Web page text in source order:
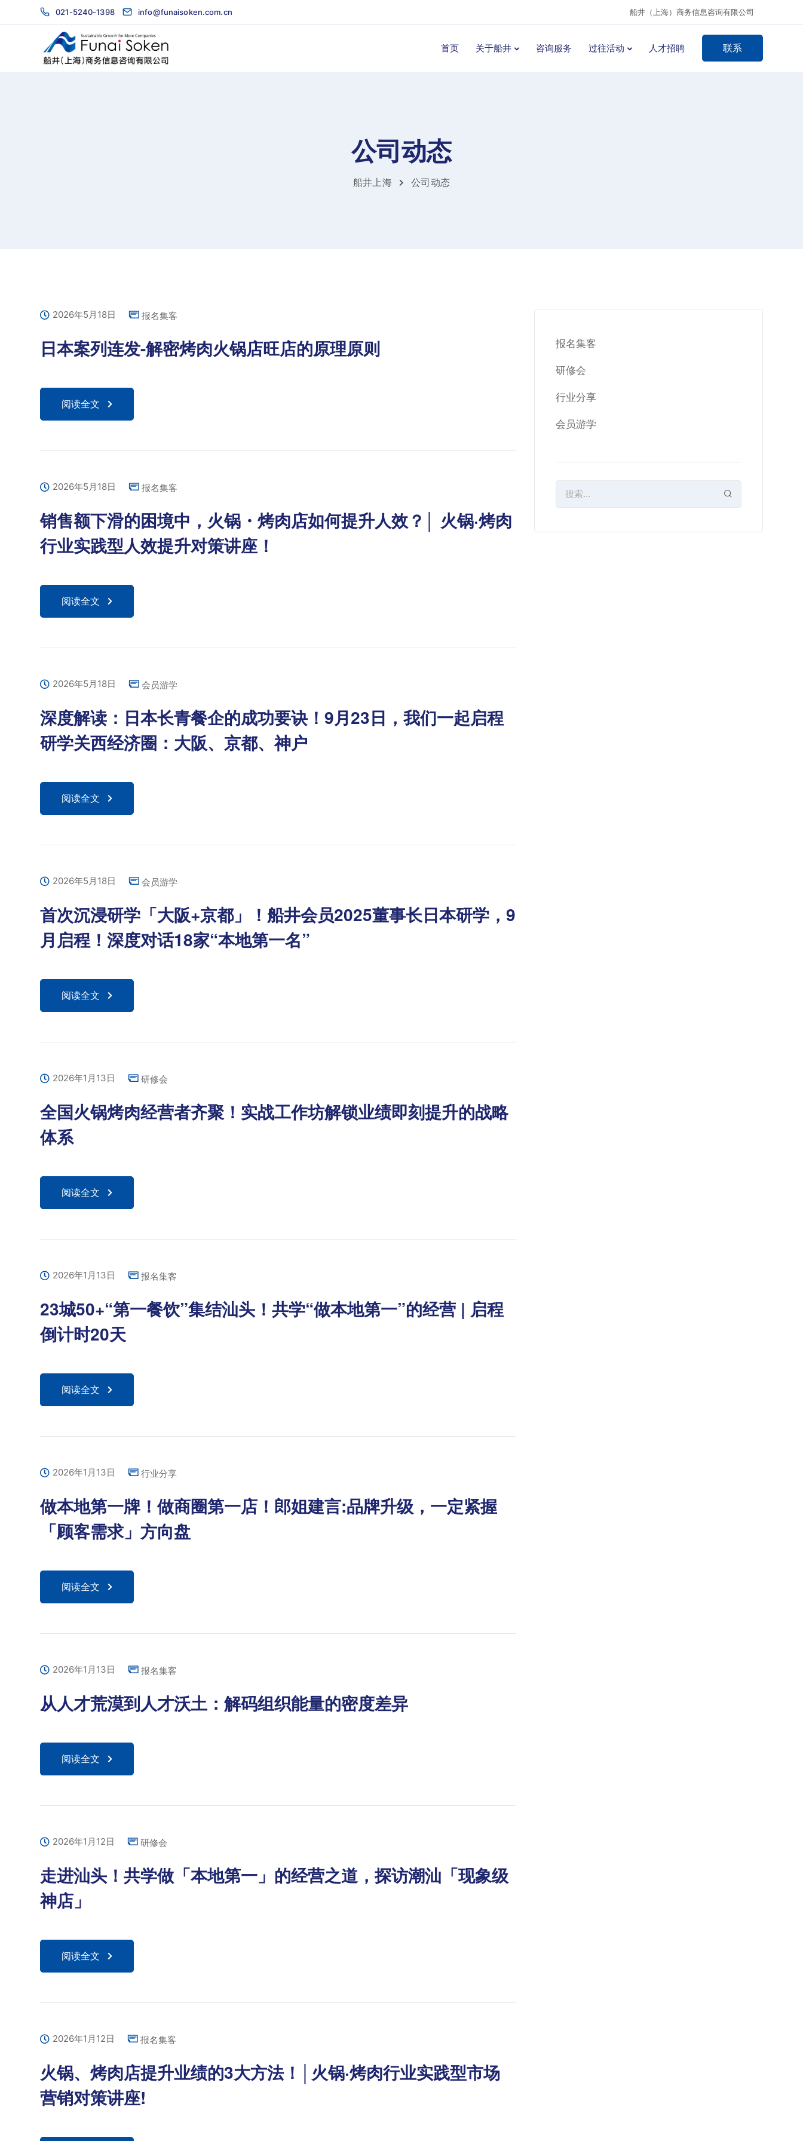
021-5240-1398 info@funaisoken.com.cn 船井（上海）商务信息咨询有限公司
首页 关于船井 咨询服务 过往活动 人才招聘 联系
公司动态
船井上海 公司动态
2026年5月18日 报名集客
日本案列连发-解密烤肉火锅店旺店的原理原则
阅读全文
2026年5月18日 报名集客
销售额下滑的困境中，火锅・烤肉店如何提升人效？│ 火锅·烤肉
行业实践型人效提升对策讲座！
阅读全文
2026年5月18日 会员游学
深度解读：日本长青餐企的成功要诀！9月23日，我们一起启程
研学关西经济圈：大阪、京都、神户
阅读全文
2026年5月18日 会员游学
首次沉浸研学「大阪+京都」！船井会员2025董事长日本研学，9
月启程！深度对话18家“本地第一名”
阅读全文
2026年1月13日 研修会
全国火锅烤肉经营者齐聚！实战工作坊解锁业绩即刻提升的战略
体系
阅读全文
2026年1月13日 报名集客
23城50+“第一餐饮”集结汕头！共学“做本地第一”的经营 | 启程
倒计时20天
阅读全文
2026年1月13日 行业分享
做本地第一牌！做商圈第一店！郎姐建言:品牌升级，一定紧握
「顾客需求」方向盘
阅读全文
2026年1月13日 报名集客
从人才荒漠到人才沃土：解码组织能量的密度差异
阅读全文
2026年1月12日 研修会
走进汕头！共学做「本地第一」的经营之道，探访潮汕「现象级
神店」
阅读全文
2026年1月12日 报名集客
火锅、烤肉店提升业绩的3大方法！│火锅·烤肉行业实践型市场
营销对策讲座!
报名集客
研修会
行业分享
会员游学